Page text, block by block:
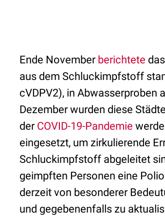
Ende November berichtete
aus dem Schluckimpfstoff
cVDPV2), in Abwasserproben
Dezember wurden diese
der COVID-19-Pandemie
eingesetzt, um zirkulierende
Schluckimpfstoff abgeleitet
geimpften Personen eine
derzeit von besonderer
und gegebenenfalls zu